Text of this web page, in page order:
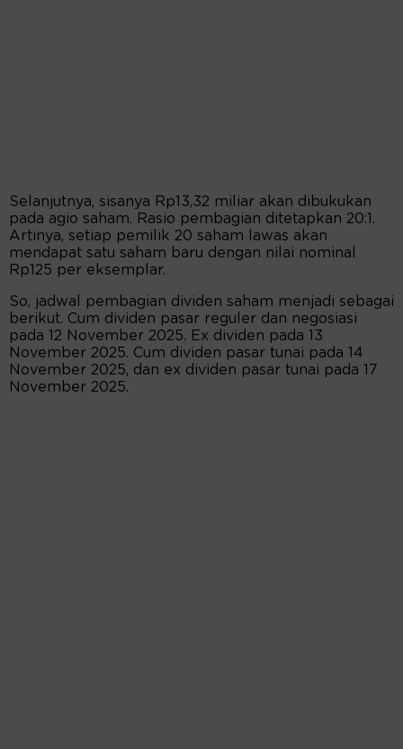
Selanjutnya, sisanya Rp13,32 miliar akan dibukukan
pada agio saham. Rasio pembagian ditetapkan 20:1.
Artinya, setiap pemilik 20 saham lawas akan
mendapat satu saham baru dengan nilai nominal
Rp125 per eksemplar.
So, jadwal pembagian dividen saham menjadi sebagai
berikut. Cum dividen pasar reguler dan negosiasi
pada 12 November 2025. Ex dividen pada 13
November 2025. Cum dividen pasar tunai pada 14
November 2025, dan ex dividen pasar tunai pada 17
November 2025.